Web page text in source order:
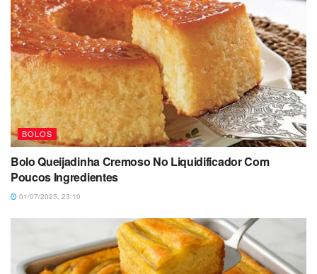
BOLOS
Bolo Queijadinha Cremoso No Liquidificador Com
Poucos Ingredientes
01/07/2025, 23:10